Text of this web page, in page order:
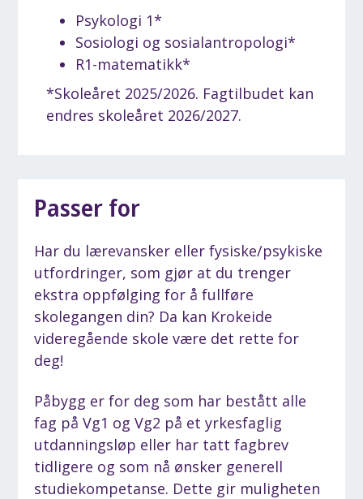
Psykologi 1*
Sosiologi og sosialantropologi*
R1-matematikk*
*Skoleåret 2025/2026. Fagtilbudet kan
endres skoleåret 2026/2027.
Passer for
Har du lærevansker eller fysiske/psykiske
utfordringer, som gjør at du trenger
ekstra oppfølging for å fullføre
skolegangen din? Da kan Krokeide
videregående skole være det rette for
deg!
Påbygg er for deg som har bestått alle
fag på Vg1 og Vg2 på et yrkesfaglig
utdanningsløp eller har tatt fagbrev
tidligere og som nå ønsker generell
studiekompetanse. Dette gir muligheten